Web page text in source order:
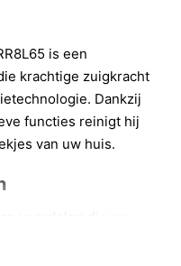
is een
krachtige zuigkracht
Dankzij
functies reinigt hij
van uw huis.